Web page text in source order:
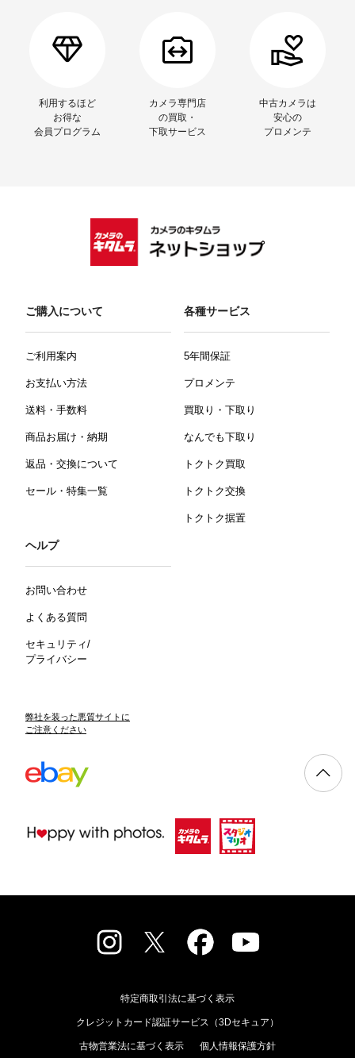
利用するほど
お得な
会員プログラム
カメラ専門店
の買取・
下取サービス
中古カメラは
安心の
プロメンテ
ご購入について
ご利用案内
お支払い方法
送料・手数料
商品お届け・納期
返品・交換について
セール・特集一覧
各種サービス
5年間保証
プロメンテ
買取り・下取り
なんでも下取り
トクトク買取
トクトク交換
トクトク据置
ヘルプ
お問い合わせ
よくある質問
セキュリティ/
プライバシー
弊社を装った悪質サイトに
ご注意ください
特定商取引法に基づく表示
クレジットカード認証サービス（3Dセキュア）
古物営業法に基づく表示 個人情報保護方針